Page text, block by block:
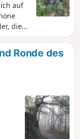
auf
die
Ronde des